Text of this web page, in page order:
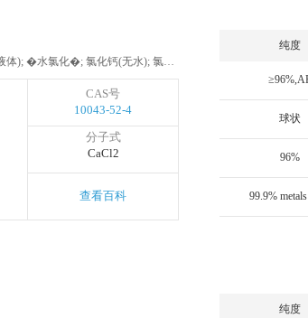
别名: 氯化钙; 氯化钙(液体); �水氯化�; 氯化钙(无水); 氯化钙(药用); 食用无水氯化钙; 工业无水氯化钙
CAS号
10043-52-4
分子式
CaCl2
查看百科
纯度
球状
96%
99.9%
纯度